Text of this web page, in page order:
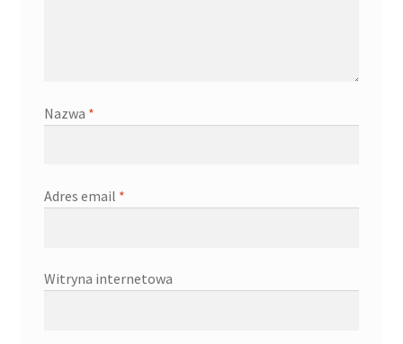
Nazwa *
Adres email *
Witryna internetowa